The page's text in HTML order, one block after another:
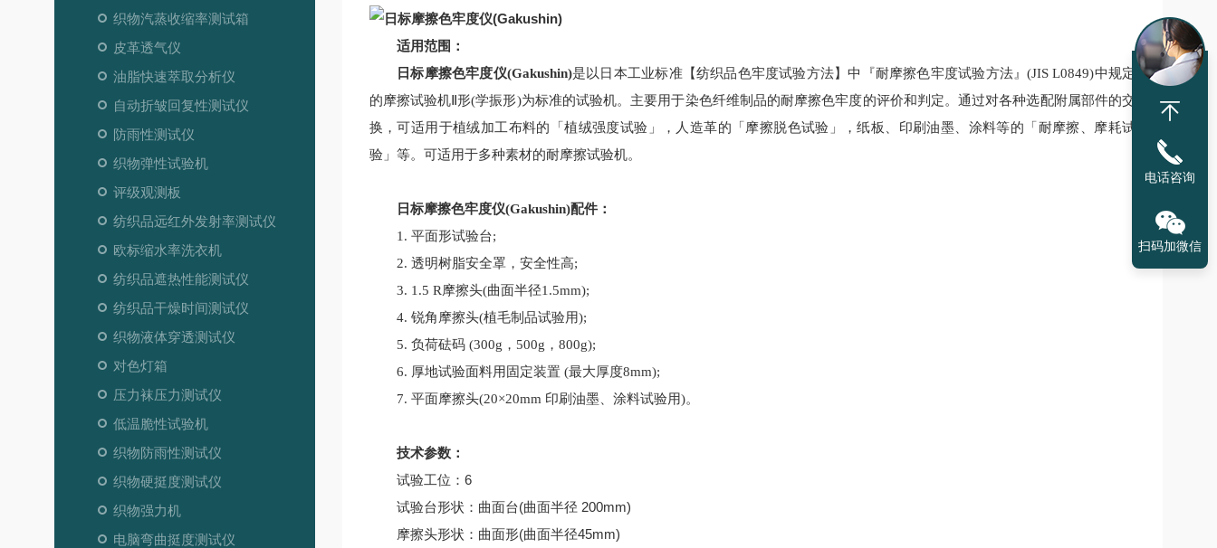
织物汽蒸收缩率测试箱
皮革透气仪
油脂快速萃取分析仪
自动折皱回复性测试仪
防雨性测试仪
织物弹性试验机
评级观测板
纺织品远红外发射率测试仪
欧标缩水率洗衣机
纺织品遮热性能测试仪
纺织品干燥时间测试仪
织物液体穿透测试仪
对色灯箱
压力袜压力测试仪
低温脆性试验机
织物防雨性测试仪
织物硬挺度测试仪
织物强力机
电脑弯曲挺度测试仪
适用范围：
日标摩擦色牢度仪(Gakushin)是以日本工业标准【纺织品色牢度试验方法】中『耐摩擦色牢度试验方法』(JIS L0849)中规定
的摩擦试验机Ⅱ形(学振形)为标准的试验机。主要用于染色纤维制品的耐摩擦色牢度的评价和判定。通过对各种选配附属部件的交
换，可适用于植绒加工布料的「植绒强度试验」，人造革的「摩擦脱色试验」，纸板、印刷油墨、涂料等的「耐摩擦、摩耗试
验」等。可适用于多种素材的耐摩擦试验机。
日标摩擦色牢度仪(Gakushin)配件：
1. 平面形试验台;
2. 透明树脂安全罩，安全性高;
3. 1.5 R摩擦头(曲面半径1.5mm);
4. 锐角摩擦头(植毛制品试验用);
5. 负荷砝码 (300g，500g，800g);
6. 厚地试验面料用固定装置 (最大厚度8mm);
7. 平面摩擦头(20×20mm 印刷油墨、涂料试验用)。
技术参数：
试验工位：6
试验台形状： 曲面台(曲面半径 200mm)
摩擦头形状： 曲面形(曲面半径45mm)
电话咨询
扫码加微信